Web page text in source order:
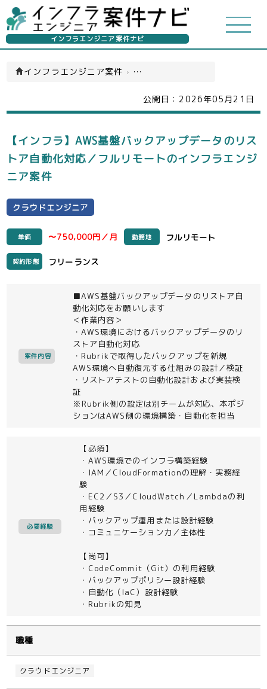
インフラエンジニア案件ナビ
インフラエンジニア案件 › クラウドエンジニア(一覧)
公開日： 2026年05月21日
【インフラ】AWS基盤バックアップデータのリス
トア自動化対応／フルリモートのインフラエンジ
ニア案件
クラウドエンジニア
単価 〜750,000円／月 勤務地 フルリモート
契約形態 フリーランス
案件内容
■AWS基盤バックアップデータのリストア自
動化対応をお願いします
＜作業内容＞
・AWS環境におけるバックアップデータのリ
ストア自動化対応
・Rubrikで取得したバックアップを新規
AWS環境へ自動復元する仕組みの設計／検証
・リストアテストの自動化設計および実装検
証
※Rubrik側の設定は別チームが対応、本ポジ
ションはAWS側の環境構築・自動化を担当
必要経験
【必須】
・AWS環境でのインフラ構築経験
・IAM／CloudFormationの理解・実務経
験
・EC2／S3／CloudWatch／Lambdaの利
用経験
・バックアップ運用または設計経験
・コミュニケーション力／主体性
【尚可】
・CodeCommit（Git）の利用経験
・バックアップポリシー設計経験
・自動化（IaC）設計経験
・Rubrikの知見
職種
クラウドエンジニア